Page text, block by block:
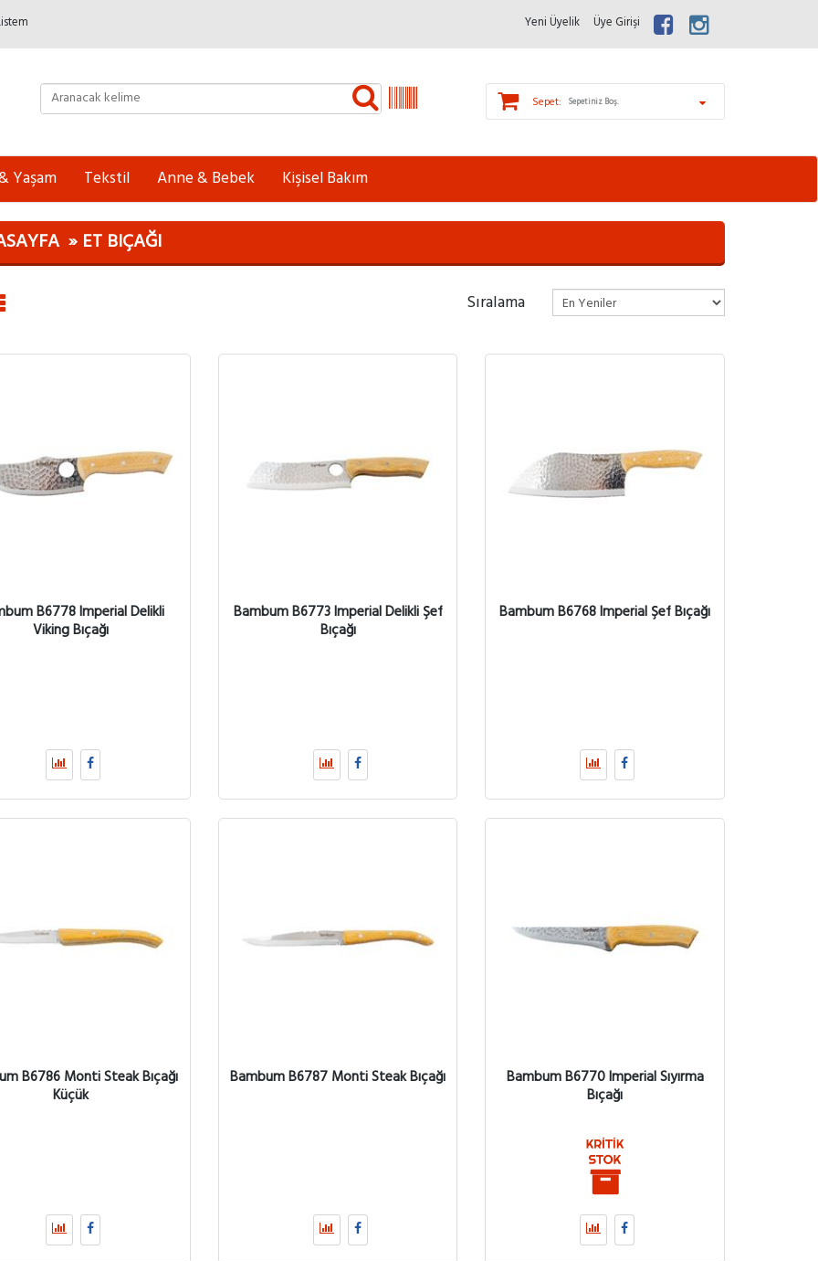
Yeni Üyelik Üye Girişi
Sepet: Sepetiniz Boş.
Yaşam Tekstil Anne & Bebek Kişisel Bakım
ET BIÇAĞI
Sıralama
B6778 Imperial Delikli
Viking Bıçağı
Bambum B6773 Imperial Delikli Şef
Bıçağı
Bambum B6768 Imperial Şef Bıçağı
B6786 Monti Steak Bıçağı
Küçük
Bambum B6787 Monti Steak Bıçağı
Bambum B6770 Imperial Sıyırma
Bıçağı